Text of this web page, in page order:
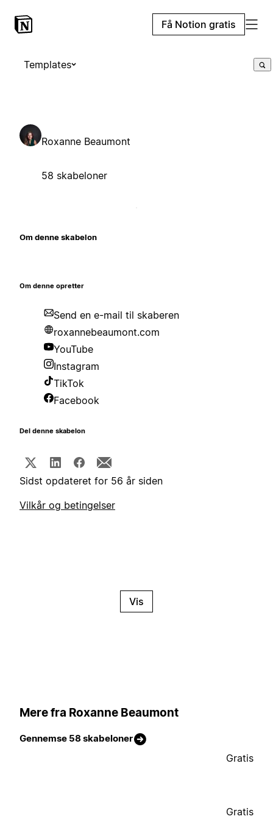
Få Notion gratis
Templates
Roxanne Beaumont
58 skabeloner
Om denne skabelon
Om denne opretter
Send en e-mail til skaberen
roxannebeaumont.com
YouTube
Instagram
TikTok
Facebook
Del denne skabelon
Sidst opdateret for 56 år siden
Vilkår og betingelser
Vis
Mere fra Roxanne Beaumont
Gennemse 58 skabeloner
Gratis
Gratis